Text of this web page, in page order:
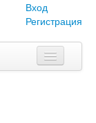
Вход
Регистрация